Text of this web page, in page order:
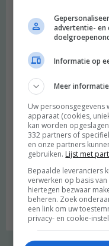
Budget
advertentie-
Informatie op
Meer informatie
Uw persoonsgegevens
apparaat (cookies,
kan worden
332 partners of
en onze partners
gebruiken. Lijst met
Bepaalde leveranciers
verwerken op basis
hiertegen bezwaar
beheren. Zoek
een link om uw
privacy- en cookie-